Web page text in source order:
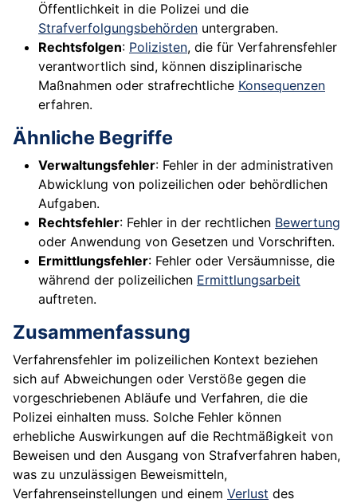
Öffentlichkeit in die Polizei und die
Strafverfolgungsbehörden untergraben.
Rechtsfolgen: Polizisten, die für Verfahrensfehler
verantwortlich sind, können disziplinarische
Maßnahmen oder strafrechtliche Konsequenzen
erfahren.
Ähnliche Begriffe
Verwaltungsfehler: Fehler in der administrativen
Abwicklung von polizeilichen oder behördlichen
Aufgaben.
Rechtsfehler: Fehler in der rechtlichen Bewertung
oder Anwendung von Gesetzen und Vorschriften.
Ermittlungsfehler: Fehler oder Versäumnisse, die
während der polizeilichen Ermittlungsarbeit
auftreten.
Zusammenfassung
Verfahrensfehler im polizeilichen Kontext beziehen
sich auf Abweichungen oder Verstöße gegen die
vorgeschriebenen Abläufe und Verfahren, die die
Polizei einhalten muss. Solche Fehler können
erhebliche Auswirkungen auf die Rechtmäßigkeit von
Beweisen und den Ausgang von Strafverfahren haben,
was zu unzulässigen Beweismitteln,
Verfahrenseinstellungen und einem Verlust des